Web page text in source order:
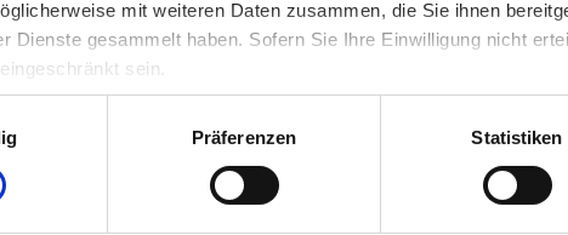
mit weiteren Daten zusammen, die Sie ihnen
Dienste gesammelt haben. Sofern Sie Ihre Einwilligung nicht
sein.
Präferenzen Statistiken
mehr." — Tobias Lehner
uns bei synaforce antreibt: tief verwurzelt in
kundenorientiert." — Tobias Lehner, CTO &
wir einen Partner gefunden, der diese Werte nicht
modernster Rechenzentrumsinfrastruktur